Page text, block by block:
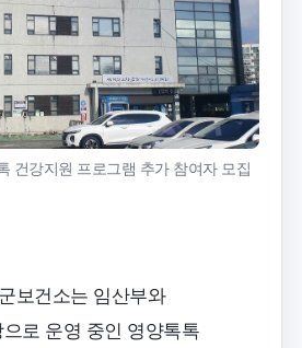
건강지원 프로그램 추가 참여자 모집
보건소는 임산부와
로 운영 중인 영양톡톡